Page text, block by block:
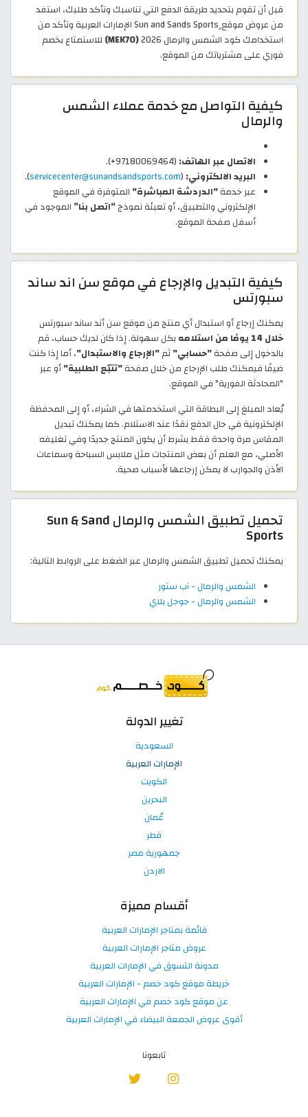
قبل أن تقوم بتحديد طريقة الدفع التي تناسبك وتأكد طلبك، استفد
من عروض موقع ٍSun and Sands Sports الإمارات العربية وتأكد من
استخدامك كود الشمس والرمال 2026
(MEK70)
للاستمتاع بخصم
فوري على مشترياتك من الموقع.
كيفية التواصل مع خدمة عملاء الشمس
والرمال
الاتصال عبر الهاتف: (97180069464+).
البريد الالكتروني: (
servicecenter@sunandsandsports.com
).
عبر خدمة"الدردشة المباشرة" المتوفرة في الموقع
الإلكتروني والتطبيق، أو تعبئة نموذج“اتصل بنا” الموجود في
أسفل صفحة الموقع.
كيفية التبديل والإرجاع في موقع سن اند ساند
سبورتس
يمكنك إرجاع أو استبدال أي منتج من موقع سن أند ساند سبورتس
خلال 14 يومًا من استلامه
بكل سهولة. إذا كان لديك حساب، قم
بالدخول إلى صفحة"حسابي"ثم"الإرجاع والاستبدال"، أما إذا كنت
ضيفًا فيمكنك طلب الإرجاع من خلال صفحة"تتبّع الطلبية"أو عبر
"المحادثة الفورية" في الموقع.
يُعاد المبلغ إلى البطاقة التي استخدمتها في الشراء، أو إلى المحفظة
الإلكترونية في حال الدفع نقدًا عند الاستلام. كما يمكنك تبديل
المقاس مرة واحدة فقط بشرط أن يكون المنتج جديدًا وفي تغليفه
الأصلي، مع العلم أن بعض المنتجات مثل ملابس السباحة وسماعات
الأذن والجوارب لا يمكن إرجاعها لأسباب صحية.
تحميل تطبيق الشمس والرمال Sun & Sand
Sports
يمكنك تحميل تطبيق الشمس والرمال عبر الضغط على الروابط التالية:
الشمس والرمال - آب ستور
الشمس والرمال - جوجل بلاي
تغيير الدولة
السعودية
الإمارات العربية
الكويت
البحرين
عُمان
قطر
جمهورية مصر
الاردن
أقسام مميزة
قائمة بمتاجر الإمارات العربية
عروض متاجر الإمارات العربية
مدونة التسوق في الإمارات العربية
خريطة موقع كود خصم - الإمارات العربية
عن موقع كود خصم في الإمارات العربية
أقوى عروض الجمعة البيضاء في الإمارات العربية
تابعونا